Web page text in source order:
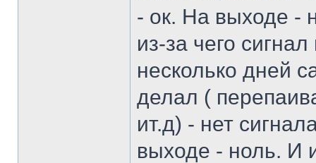
- ок. На выходе -
из-за чего
несколько дней
делал (
ит.д) - нет
выходе - ноль. И